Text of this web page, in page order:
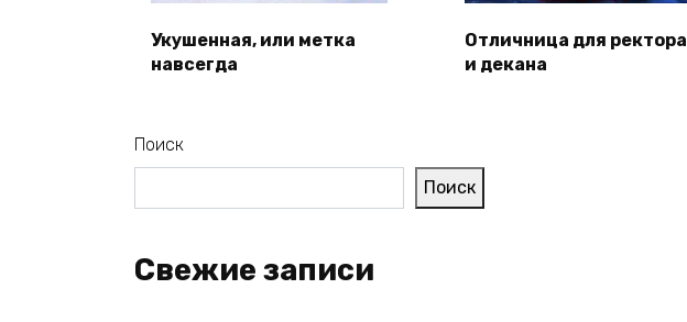
Укушенная, или метка
навсегда
Отличница для ректора
и декана
Поиск
Поиск
Свежие записи